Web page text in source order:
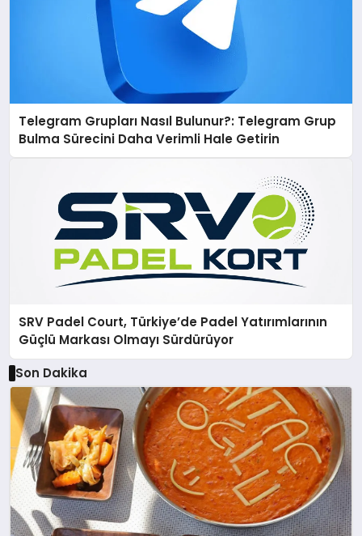
Telegram Grupları Nasıl Bulunur?: Telegram Grup
Bulma Sürecini Daha Verimli Hale Getirin
SRV Padel Court, Türkiye’de Padel Yatırımlarının
Güçlü Markası Olmayı Sürdürüyor
Son Dakika